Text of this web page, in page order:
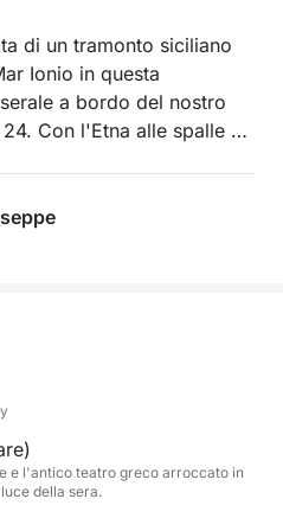
di un tramonto siciliano
Ionio in questa
a bordo del nostro
Con l'Etna alle spalle e
costieri davanti a te,
sosta panoramica nella
scogliere di Taormina,
Teatro Greco dal
a Isola Bella, dove
o semplicemente
del cielo che si riflettono
e l'antico teatro greco arroccato in
della sera.